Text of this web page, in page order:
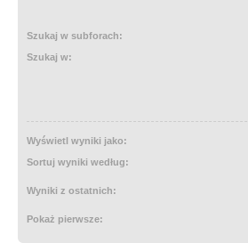
Szukaj w subforach:
Szukaj w:
Wyświetl wyniki jako:
Sortuj wyniki według:
Wyniki z ostatnich:
Pokaż pierwsze: